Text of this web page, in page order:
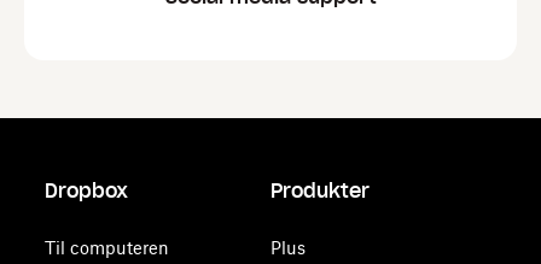
Dropbox
Til computeren
Produkter
Plus